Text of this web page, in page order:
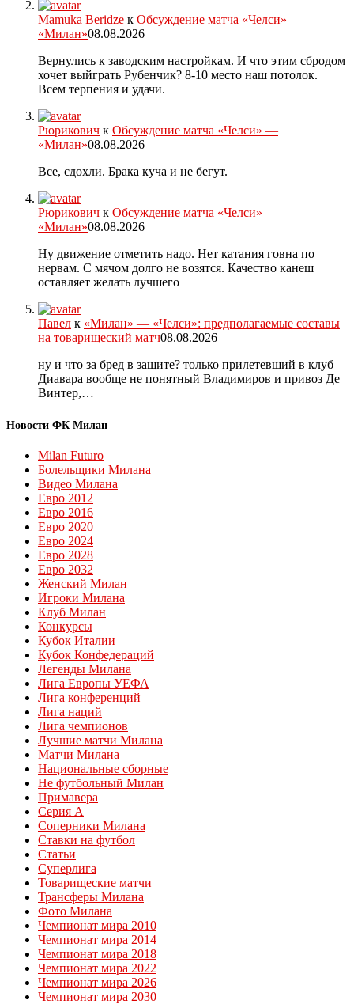
Mamuka Beridze к Обсуждение матча «Челси» —
«Милан»08.08.2026
Вернулись к заводским настройкам. И что этим сбродом
хочет выйграть Рубенчик? 8-10 место наш потолок.
Всем терпения и удачи.
Рюрикович к Обсуждение матча «Челси» —
«Милан»08.08.2026
Все, сдохли. Брака куча и не бегут.
Рюрикович к Обсуждение матча «Челси» —
«Милан»08.08.2026
Ну движение отметить надо. Нет катания говна по
нервам. С мячом долго не возятся. Качество канеш
оставляет желать лучшего
Павел к «Милан» — «Челси»: предполагаемые составы
на товарищеский матч08.08.2026
ну и что за бред в защите? только прилетевший в клуб
Диавара вообще не понятный Владимиров и привоз Де
Винтер,…
Новости ФК Милан
Milan Futuro
Болельщики Милана
Видео Милана
Евро 2012
Евро 2016
Евро 2020
Евро 2024
Евро 2028
Евро 2032
Женский Милан
Игроки Милана
Клуб Милан
Конкурсы
Кубок Италии
Кубок Конфедераций
Легенды Милана
Лига Европы УЕФА
Лига конференций
Лига наций
Лига чемпионов
Лучшие матчи Милана
Матчи Милана
Национальные сборные
Не футбольный Милан
Примавера
Серия А
Соперники Милана
Ставки на футбол
Статьи
Суперлига
Товарищеские матчи
Трансферы Милана
Фото Милана
Чемпионат мира 2010
Чемпионат мира 2014
Чемпионат мира 2018
Чемпионат мира 2022
Чемпионат мира 2026
Чемпионат мира 2030